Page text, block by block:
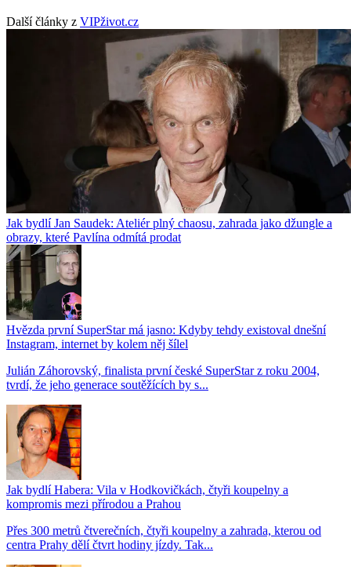
Další články z VIPživot.cz
Jak bydlí Jan Saudek: Ateliér plný chaosu, zahrada jako džungle a
obrazy, které Pavlína odmítá prodat
Hvězda první SuperStar má jasno: Kdyby tehdy existoval dnešní
Instagram, internet by kolem něj šílel
Julián Záhorovský, finalista první české SuperStar z roku 2004,
tvrdí, že jeho generace soutěžících by s...
Jak bydlí Habera: Vila v Hodkovičkách, čtyři koupelny a
kompromis mezi přírodou a Prahou
Přes 300 metrů čtverečních, čtyři koupelny a zahrada, kterou od
centra Prahy dělí čtvrt hodiny jízdy. Tak...